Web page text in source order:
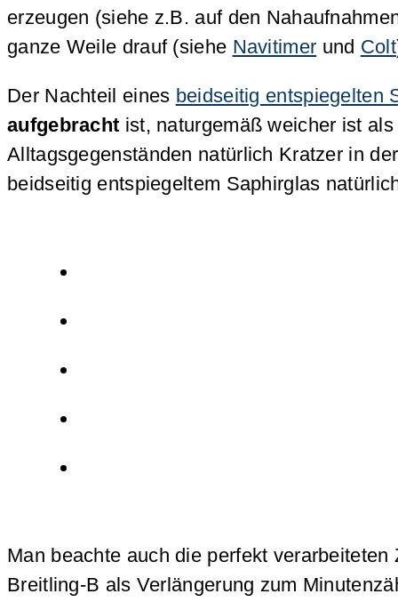
erzeugen (siehe z.B. auf den
ganze Weile drauf (siehe Navitimer und Colt
Der Nachteil eines beidseitig entspiegelten
aufgebracht ist, naturgemäß weicher ist
Alltagsgegenständen natürlich Kratzer in
beidseitig entspiegeltem Saphirglas
Man beachte auch die perfekt
Breitling-B als Verlängerung zum